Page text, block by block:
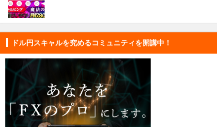
ドル円スキャルを究めるコミュニティを開講中！